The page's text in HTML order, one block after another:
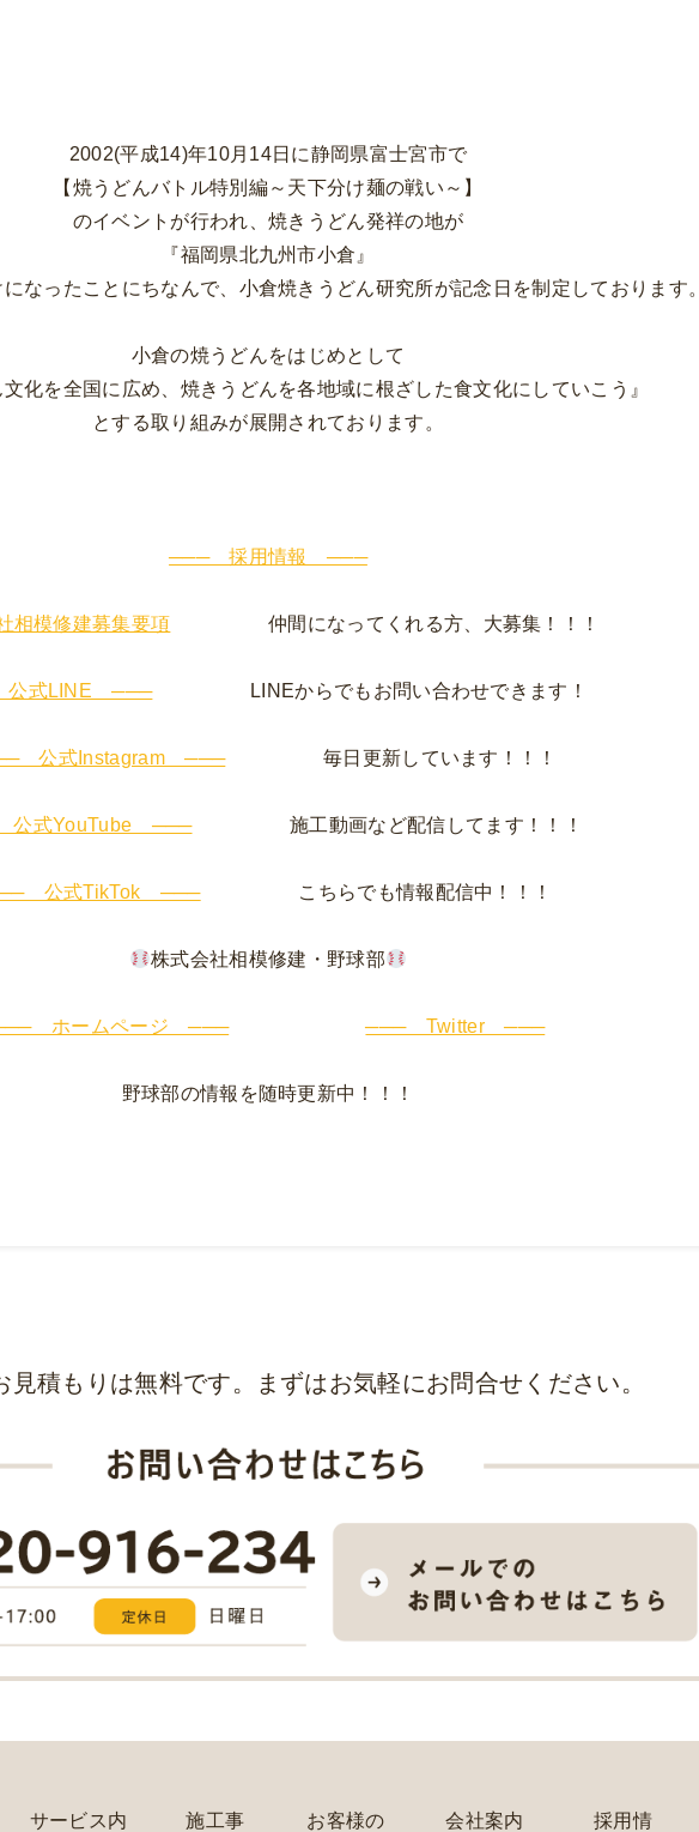
2002(平成14)年10月14日に静岡県富士宮市で
【焼うどんバトル特別編～天下分け麺の戦い～】
のイベントが行われ、焼きうどん発祥の地が
『福岡県北九州市小倉』
なったことにちなんで、小倉焼きうどん研究所が記念日を制定しております。
小倉の焼うどんをはじめとして
文化を全国に広め、焼きうどんを各地域に根ざした食文化にしていこう』
とする取り組みが展開されております。
─── 採用情報 ───
相模修建募集要項 仲間になってくれる方、大募集！！！
式LINE ───LINEからでもお問い合わせできます！
公式Instagram ───毎日更新しています！！！
式YouTube ───施工動画など配信してます！！！
公式TikTok ───こちらでも情報配信中！！！
株式会社相模修建・野球部
ホームページ ─── ─── Twitter ───
野球部の情報を随時更新中！！！
見積もりは無料です。まずはお気軽にお問合せください。
サービス内 施工事 お客様の 会社案内 採用情